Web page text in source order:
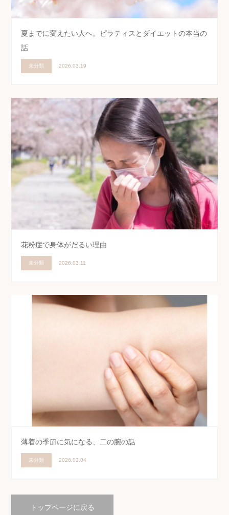
夏までに変えたい人へ。ピラティスとダイエットの本当の
話
未分類 2026.03.19
花粉症で身体がだるい理由
未分類 2026.03.11
薄着の季節に気になる、二の腕の話
未分類 2026.03.04
トップページに戻る